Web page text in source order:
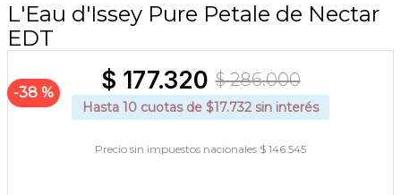
L'Eau d'Issey Pure Petale de Nectar
EDT
38 %
$ 286.000
$ 177.320
Hasta 10 cuotas de $17.732 sin interés
Precio sin impuestos nacionales $ 146.545